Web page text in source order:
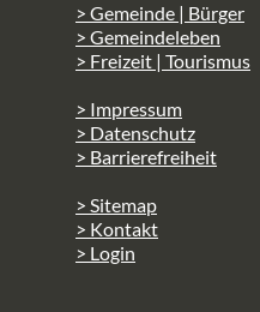
> Gemeinde | Bürger
> Gemeindeleben
> Freizeit | Tourismus
> Impressum
> Datenschutz
> Barrierefreiheit
> Sitemap
> Kontakt
> Login